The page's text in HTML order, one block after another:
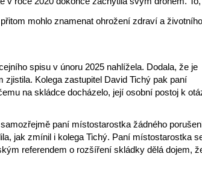
mohlo znamenat ohrožení zdraví a životního
spisu v únoru 2025 nahlížela. Dodala, že je
Kolega zastupitel David Tichý pak paní
na skládce docházelo, její osobní postoj k
paní místostarostka žádného
jak zmínil i kolega Tichý. Paní místostarostka
referendem o rozšíření skládky dělá dojem,